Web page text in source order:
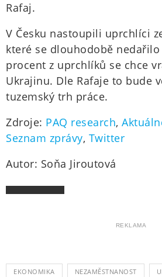
Rafaj.
V Česku nastoupili uprchlíci
které se dlouhodobě nedařilo
procent z uprchlíků se chce
Ukrajinu. Dle Rafaje to bude
tuzemský trh práce.
Zdroje: PAQ research,
Seznam zprávy, Twitter
Autor: Soňa Jiroutová
REKLAMA
EKONOMIKA NEZAMĚSTNANOST